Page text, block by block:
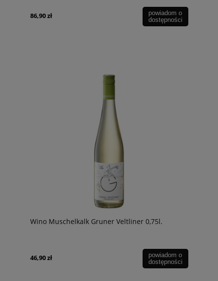
86,90 zł
powiadom o
dostępności
Wino Muschelkalk Gruner Veltliner 0,75l.
46,90 zł
powiadom o
dostępności